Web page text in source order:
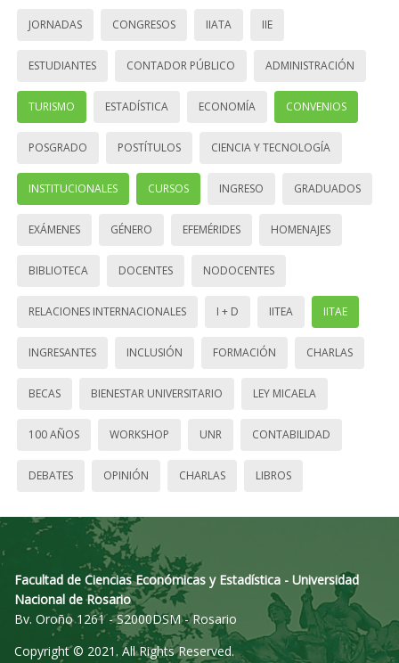
JORNADAS CONGRESOS IIATA IIE
ESTUDIANTES CONTADOR PÚBLICO ADMINISTRACIÓN
TURISMO ESTADÍSTICA ECONOMÍA CONVENIOS
POSGRADO POSTÍTULOS CIENCIA Y TECNOLOGÍA
INSTITUCIONALES CURSOS INGRESO GRADUADOS
EXÁMENES GÉNERO EFEMÉRIDES HOMENAJES
BIBLIOTECA DOCENTES NODOCENTES
RELACIONES INTERNACIONALES I + D IITEA IITAE
INGRESANTES INCLUSIÓN FORMACIÓN CHARLAS
BECAS BIENESTAR UNIVERSITARIO LEY MICAELA
100 AÑOS WORKSHOP UNR CONTABILIDAD
DEBATES OPINIÓN CHARLAS LIBROS
Facultad de Ciencias Económicas y Estadística - Universidad
Nacional de Rosario
Bv. Oroño 1261 - S2000DSM - Rosario
Copyright © 2021. All Rights Reserved.